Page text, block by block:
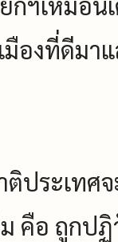
มืองที่ดีม
ประเทศ
ม คือ ถูกป